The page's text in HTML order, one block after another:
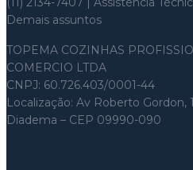
Demais assuntos
TOPEMA COZINHAS
COMERCIO LTDA
CNPJ: 60.726.403/0001-44
Localização: Av Roberto Gordon,
Diadema – CEP 09990-090